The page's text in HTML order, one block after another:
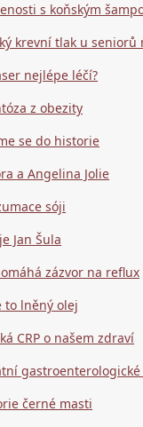
s koňským
krevní tlak u seniorů
nejlépe léčí?
z obezity
se do historie
a Angelina Jolie
sóji
Jan Šula
zázvor na reflux
to lněný olej
CRP o našem zdraví
černé masti